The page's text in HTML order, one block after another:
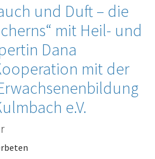
und Duft – die
mit Heil- und
Dana
mit der
e.V.
Offenes Ende